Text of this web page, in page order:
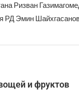
Ризван
РД Эмин
и фруктов